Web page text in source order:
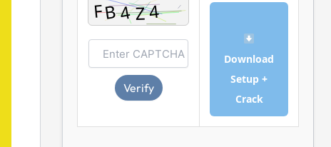
Download
Setup +
Crack
Verify